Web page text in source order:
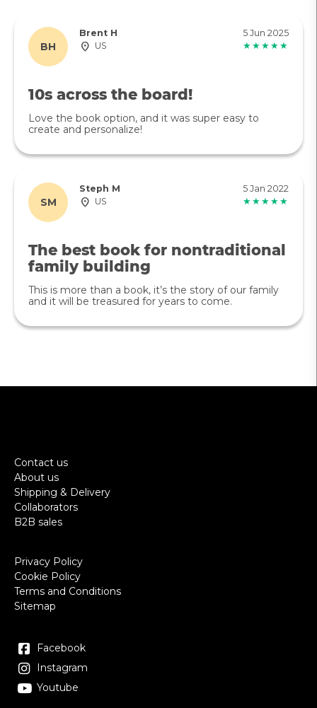
BH
Brent H
5 Jun 2025
US
★★★★★
10s across the board!
Love the book option, and it was super easy to
create and personalize!
SM
Steph M
5 Jan 2022
US
★★★★★
The best book for nontraditional
family building
This is more than a book, it’s the story of our family
and it will be treasured for years to come.
Contact us
About us
Shipping & Delivery
Collaborators
B2B sales
Privacy Policy
Cookie Policy
Terms and Conditions
Sitemap
Facebook
Instagram
Youtube